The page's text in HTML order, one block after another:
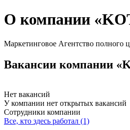
О компании
Маркетинговое Агентство полного
Вакансии компании
Нет вакансий
У компании нет открытых вакансий
Сотрудники компании
Все, кто здесь работал (1)